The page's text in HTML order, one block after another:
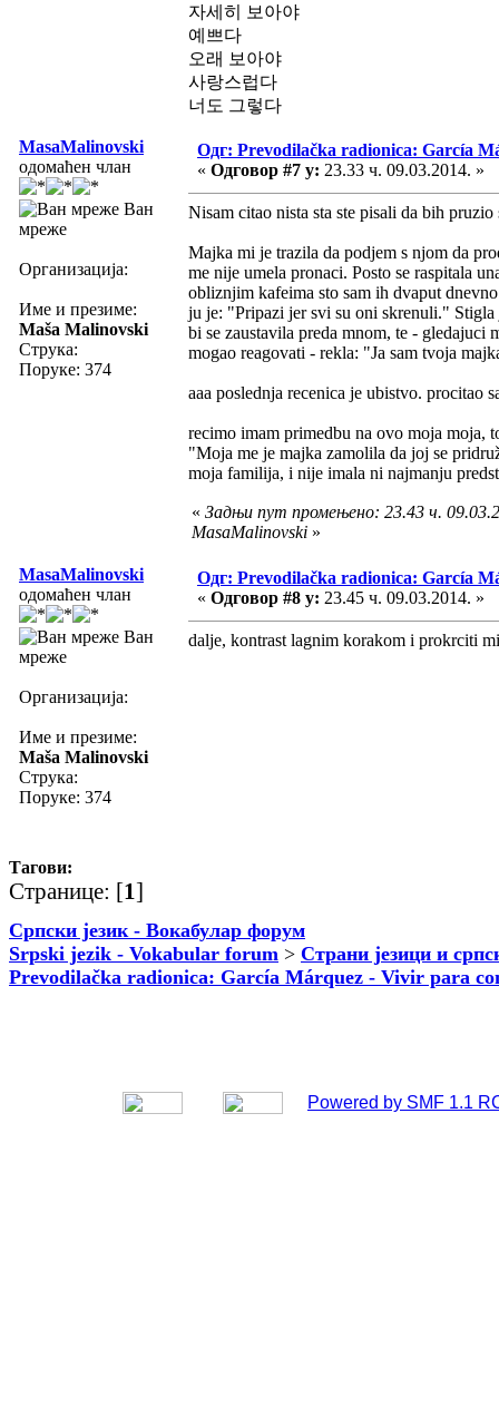
자세히 보아야
예쁘다
오래 보아야
사랑스럽다
너도 그렇다
MasaMalinovski
одомаћен члан
Ван
мреже
Организација:
Име и презиме:
Maša Malinovski
Струка:
Поруке: 374
Одг: Prevodilačka radionica: García
« Одговор #7 у: 23.33 ч. 09.03.2014. »
Nisam citao nista sta ste pisali da bih
Majka mi je trazila da podjem s njom da
me nije umela pronaci. Posto se raspitala
obliznjim kafeima sto sam ih dvaput
ju je: "Pripazi jer svi su oni skrenuli."
bi se zaustavila preda mnom, te - gledajuci
mogao reagovati - rekla: "Ja sam tvoja
aaa poslednja recenica je ubistvo. procitao
recimo imam primedbu na ovo moja moja,
"Moja me je majka zamolila da joj se
moja familija, i nije imala ni najmanju
« Задњи пут промењено: 23.43 ч.
MasaMalinovski »
MasaMalinovski
одомаћен члан
Ван
мреже
Организација:
Име и презиме:
Maša Malinovski
Струка:
Поруке: 374
Одг: Prevodilačka radionica: García
« Одговор #8 у: 23.45 ч. 09.03.2014. »
dalje, kontrast lagnim korakom i prokrciti
Тагови:
Странице: [1]
Српски језик - Вокабулар форум
Srpski jezik - Vokabular forum > Страни језици и
Prevodilačka radionica: García Márquez - Vivir para
Powered by SMF 1.1